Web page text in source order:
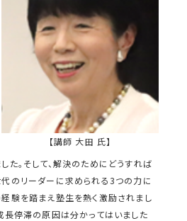
【講師 大田 氏】
た。そして、解決のためにどうすれば
のリーダーに求められる3つの力に
験を踏まえ塾生を熱く激励されまし
長停滞の原因は分かってはいました